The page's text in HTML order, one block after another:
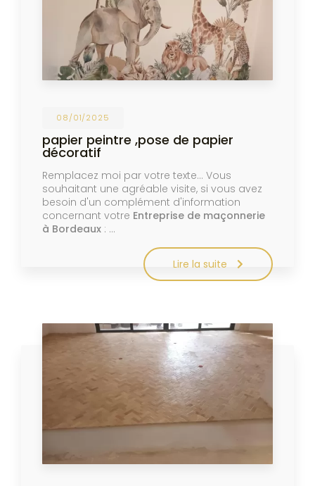
08/01/2025
papier peintre ,pose de papier
décoratif
Remplacez moi par votre texte... Vous
souhaitant une agréable visite, si vous avez
besoin d'un complément d'information
concernant votre Entreprise de maçonnerie
à Bordeaux : …
Lire la suite